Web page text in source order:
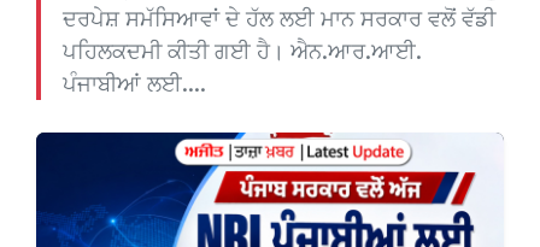
ਦਰਪੇਸ਼ ਸਮੱਸਿਆਵਾਂ ਦੇ ਹੱਲ ਲਈ ਮਾਨ ਸਰਕਾਰ ਵਲੋਂ ਵੱਡੀ
ਪਹਿਲਕਦਮੀ ਕੀਤੀ ਗਈ ਹੈ। ਐਨ.ਆਰ.ਆਈ.
ਪੰਜਾਬੀਆਂ ਲਈ....